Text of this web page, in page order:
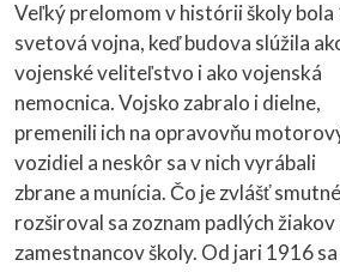
Veľký prelomom v histórii školy bola
svetová vojna, keď budova slúžila
vojenské veliteľstvo i ako vojenská
nemocnica. Vojsko zabralo i dielne,
premenili ich na opravovňu
vozidiel a neskôr sa v nich vyrábali
zbrane a munícia. Čo je zvlášť
rozširoval sa zoznam padlých žiakov
zamestnancov školy. Od jari 1916